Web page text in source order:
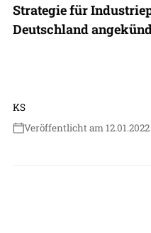
Strategie für
Deutschland
KS
Veröffentlicht am 12.01.2022